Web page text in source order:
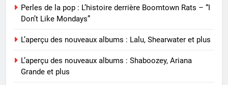
Perles de la pop : L’histoire derrière Boomtown Rats – “I
Don’t Like Mondays”
L’aperçu des nouveaux albums : Lalu, Shearwater et plus
L’aperçu des nouveaux albums : Shaboozey, Ariana
Grande et plus